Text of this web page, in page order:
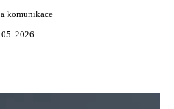
komunikace
2026